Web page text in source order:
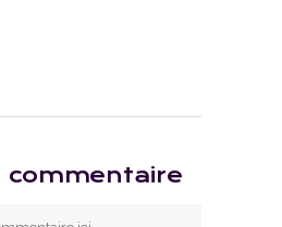
commentaire